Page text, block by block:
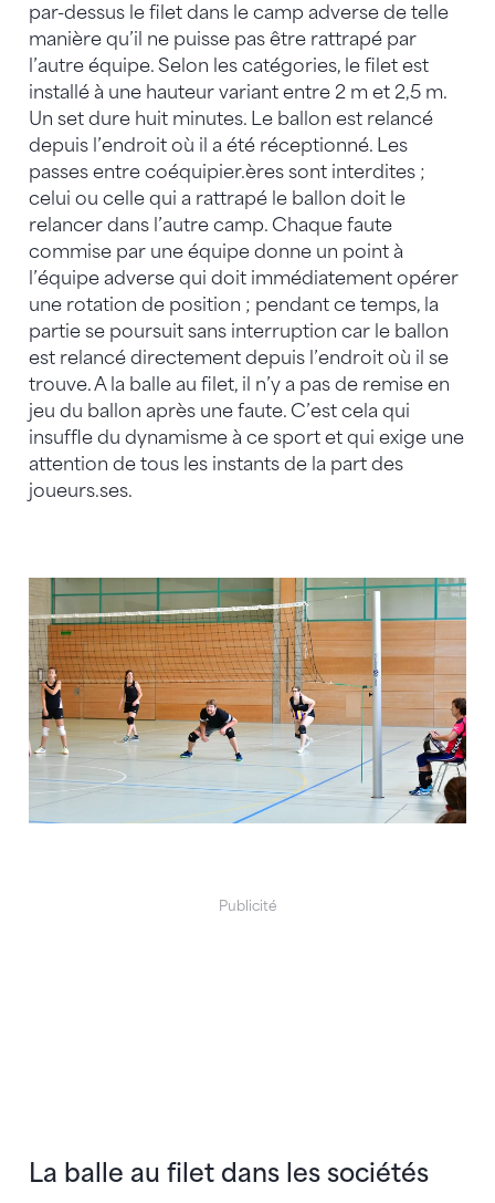
par-dessus le filet dans le camp adverse de telle
manière qu’il ne puisse pas être rattrapé par
l’autre équipe. Selon les catégories, le filet est
installé à une hauteur variant entre 2 m et 2,5 m.
Un set dure huit minutes. Le ballon est relancé
depuis l’endroit où il a été réceptionné. Les
passes entre coéquipier.ères sont interdites ;
celui ou celle qui a rattrapé le ballon doit le
relancer dans l’autre camp. Chaque faute
commise par une équipe donne un point à
l’équipe adverse qui doit immédiatement opérer
une rotation de position ; pendant ce temps, la
partie se poursuit sans interruption car le ballon
est relancé directement depuis l’endroit où il se
trouve. A la balle au filet, il n’y a pas de remise en
jeu du ballon après une faute. C’est cela qui
insuffle du dynamisme à ce sport et qui exige une
attention de tous les instants de la part des
joueurs.ses.
Publicité
La balle au filet dans les sociétés